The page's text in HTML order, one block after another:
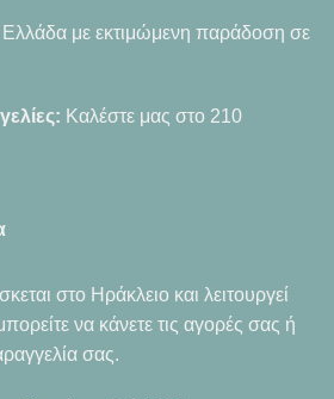
με εκτιμώμενη παράδοση σε
Καλέστε μας στο 210
στο Ηράκλειο και λειτουργεί
να κάνετε τις αγορές σας ή
σας.